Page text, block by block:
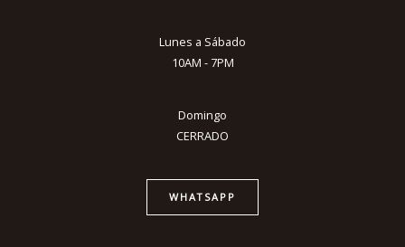
Lunes a Sábado
10AM - 7PM
Domingo
CERRADO
WHATSAPP